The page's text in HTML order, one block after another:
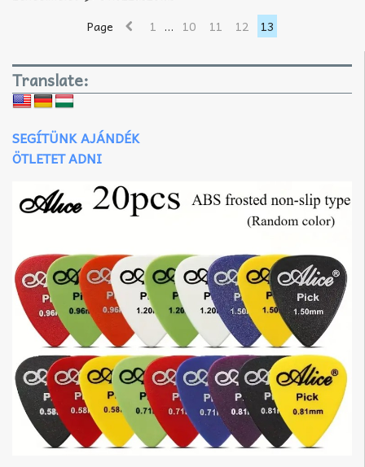
Page
1 … 10 11 12 13
Translate:
SEGÍTÜNK AJÁNDÉK
ÖTLETET ADNI